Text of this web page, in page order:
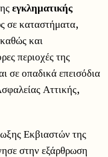
εγκληματικής
σε καταστήματα,
και
περιοχές της
σε οπαδικά επεισόδια
Αττικής,
Εκβιαστών της
στην εξάρθρωση